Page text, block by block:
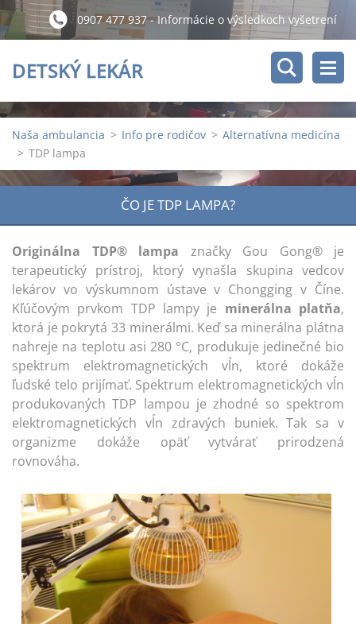
0907 477 937 - Informácie o výsledkoch vyšetrení
po 11:00 hod.
DETSKÝ LEKÁR
Naša ambulancia > Info pre rodičov > Alternatívna medicína
> TDP lampa
ČO JE TDP LAMPA?
Originálna TDP® lampa značky Gou Gong® je
terapeutický prístroj, ktorý vynašla skupina vedcov
lekárov vo výskumnom ústave v Chongging v Číne.
Kľúčovým prvkom TDP lampy je minerálna platňa,
ktorá je pokrytá 33 minerálmi. Keď sa minerálna plátna
nahreje na teplotu asi 280 °C, produkuje jedinečné bio
spektrum elektromagnetických vĺn, ktoré dokáže
ľudské telo prijímať. Spektrum elektromagnetických vĺn
produkovaných TDP lampou je zhodné so spektrom
elektromagnetických vĺn zdravých buniek. Tak sa v
organizme dokáže opäť vytvárať prirodzená
rovnováha.